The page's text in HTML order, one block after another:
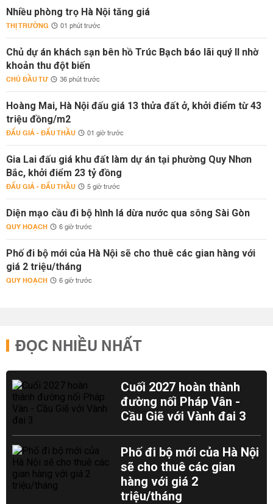
Nhiều phòng trọ Hà Nội tăng giá
THỊ TRƯỜNG 01 phút trước
Chủ dự án khách sạn bên hồ Trúc Bạch báo lãi quý II nhờ
khoản thu đột biến
CHỦ ĐẦU TƯ 36 phút trước
Hoàng Mai, Hà Nội đấu giá 13 thửa đất ở, khởi điểm từ 43
triệu đồng/m2
ĐẤU GIÁ - ĐẤU THẦU 01 giờ trước
Gia Lai đấu giá khu đất làm dự án tại phường Quy Nhơn
Bắc, khởi điểm 23 tỷ đồng
ĐẤU GIÁ - ĐẤU THẦU 5 giờ trước
Diện mạo cầu đi bộ hình lá dừa nước qua sông Sài Gòn
QUY HOẠCH 6 giờ trước
Phố đi bộ mới của Hà Nội sẽ cho thuê các gian hàng với
giá 2 triệu/tháng
QUY HOẠCH 6 giờ trước
ĐỌC NHIỀU NHẤT
Cuối 2027 hoàn thành
đường nối Pháp Vân -
Cầu Giẽ với Vành đai 3
Phố đi bộ mới của Hà Nội
sẽ cho thuê các gian
hàng với giá 2
triệu/tháng